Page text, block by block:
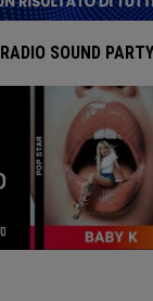
RADIO SOUND PARTY